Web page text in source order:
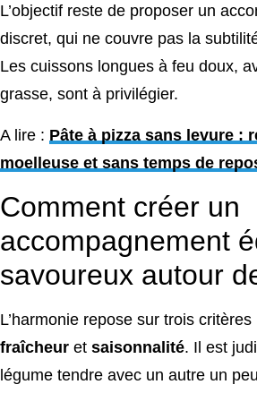
L’objectif reste de proposer un
discret, qui ne couvre pas la
Les cuissons longues à feu doux,
grasse, sont à privilégier.
A lire : Pâte à pizza sans levure :
moelleuse et sans temps de
Comment créer un
accompagnement
savoureux autour
L’harmonie repose sur trois critères
fraîcheur et saisonnalité. Il est
légume tendre avec un autre un